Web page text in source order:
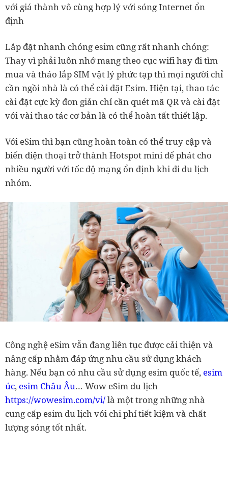
với giá thành vô cùng hợp lý với sóng Internet ổn
định
Lắp đặt nhanh chóng esim cũng rất nhanh chóng:
Thay vì phải luôn nhớ mang theo cục wifi hay đi tìm
mua và tháo lắp SIM vật lý phức tạp thì mọi người chỉ
cần ngồi nhà là có thể cài đặt Esim. Hiện tại, thao tác
cài đặt cực kỳ đơn giản chỉ cần quét mã QR và cài đặt
với vài thao tác cơ bản là có thể hoàn tất thiết lập.
Với eSim thì bạn cũng hoàn toàn có thể truy cập và
biến điện thoại trở thành Hotspot mini để phát cho
nhiều người với tốc độ mạng ổn định khi đi du lịch
nhóm.
Công nghệ eSim vẫn đang liên tục được cải thiện và
nâng cấp nhằm đáp ứng nhu cầu sử dụng khách
hàng. Nếu bạn có nhu cầu sử dụng esim quốc tế, esim
úc, esim Châu Âu… Wow eSim du lịch
https://wowesim.com/vi/là một trong những nhà
cung cấp esim du lịch với chi phí tiết kiệm và chất
lượng sóng tốt nhất.